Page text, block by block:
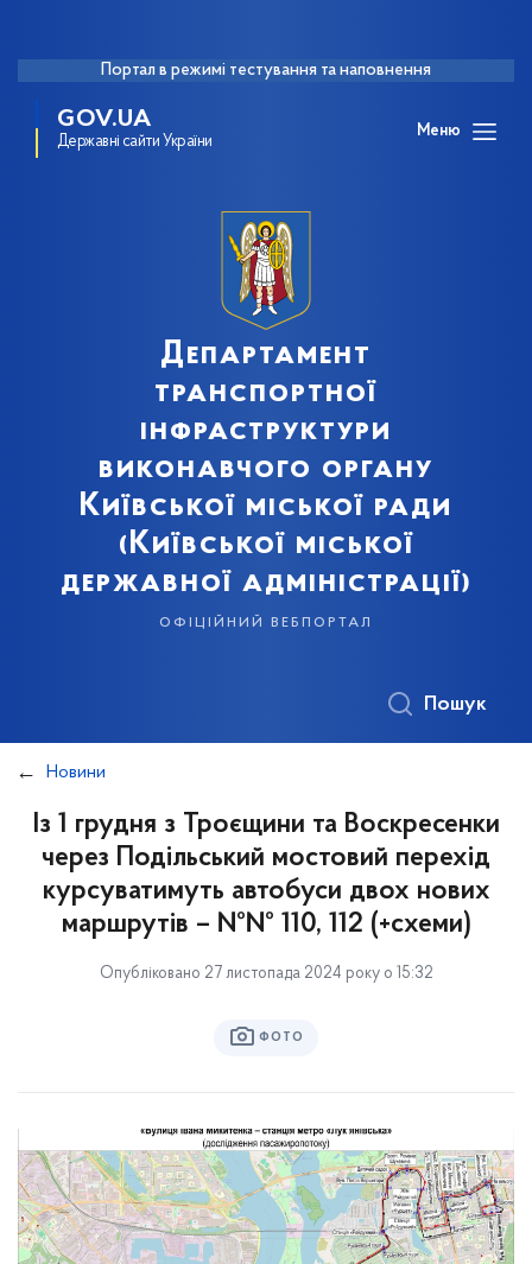
Портал в режимі тестування та наповнення
GOV.UA
Державні сайти України
Меню
Департамент
транспортної
інфраструктури
виконавчого органу
Київської міської ради
(Київської міської
державної адміністрації)
офіційний вебпортал
Пошук
Новини
Із 1 грудня з Троєщини та Воскресенки
через Подільський мостовий перехід
курсуватимуть автобуси двох нових
маршрутів – №№ 110, 112 (+схеми)
Опубліковано 27 листопада 2024 року о 15:32
ФОТО